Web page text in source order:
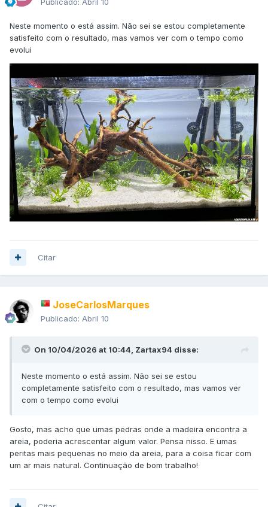
algas e microfilme suficiente para eles se alimentarem e
certamente não queres que eles morram à fome!
necessitar de fertilização, porque só os dejetos dos peixes
não irão ser suficiente… Ainda relativamente à flora, essas
Echinodorus (bleheri e amazonicus) são talvez demasiado
grandes para o teu aquário. Vais ter de podar as folhas
mais velhas para elas não taparem quase tudo, mas os
peixes até irão gostar, ou então podes optar por umas
Echinodorus mais pequenas… Para além disso, como as
Echinodorus desenvolvem bastante o sistema radicular,
necessitas de ter uma altura mínima razoável de substrato
(5-6 cm).
Uma vez mais, bem-vindo e boa sorte!
Neste momento o está assim. Não sei se estou completamente
satisfeito com o resultado, mas vamos ver com o tempo como
evolui
Citar
JoseCarlosMarques
Publicado: Abril 10
On 10/04/2026 at 10:44, Zartax94 disse:
Neste momento o está assim. Não sei se estou
completamente satisfeito com o resultado, mas vamos ver
com o tempo como evolui
Gosto, mas acho que umas pedras onde a madeira encontra a
areia, poderia acrescentar algum valor. Pensa nisso. E umas
peritas mais pequenas no meio da areia, para a coisa ficar com
um ar mais natural. Continuação de bom trabalho!